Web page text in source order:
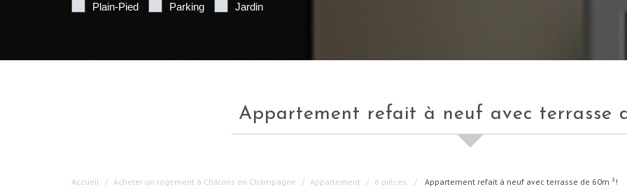
Plain-Pied Parking Jardin
appartement refait à neuf avec terrasse
Accueil Acheter un logement à Châlons en Champagne Appartement 6 pièces. Appartement refait à neuf avec terrasse de 60m ²!